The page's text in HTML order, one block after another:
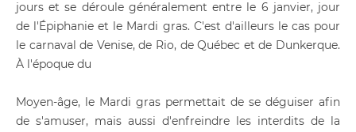
jours et se déroule généralement entre le 6 janvier, jour
de l'Épiphanie et le Mardi gras. C'est d'ailleurs le cas pour
le carnaval de Venise, de Rio, de Québec et de Dunkerque.
À l'époque du
Moyen-âge, le Mardi gras permettait de se déguiser afin
de s'amuser, mais aussi d'enfreindre les interdits de la